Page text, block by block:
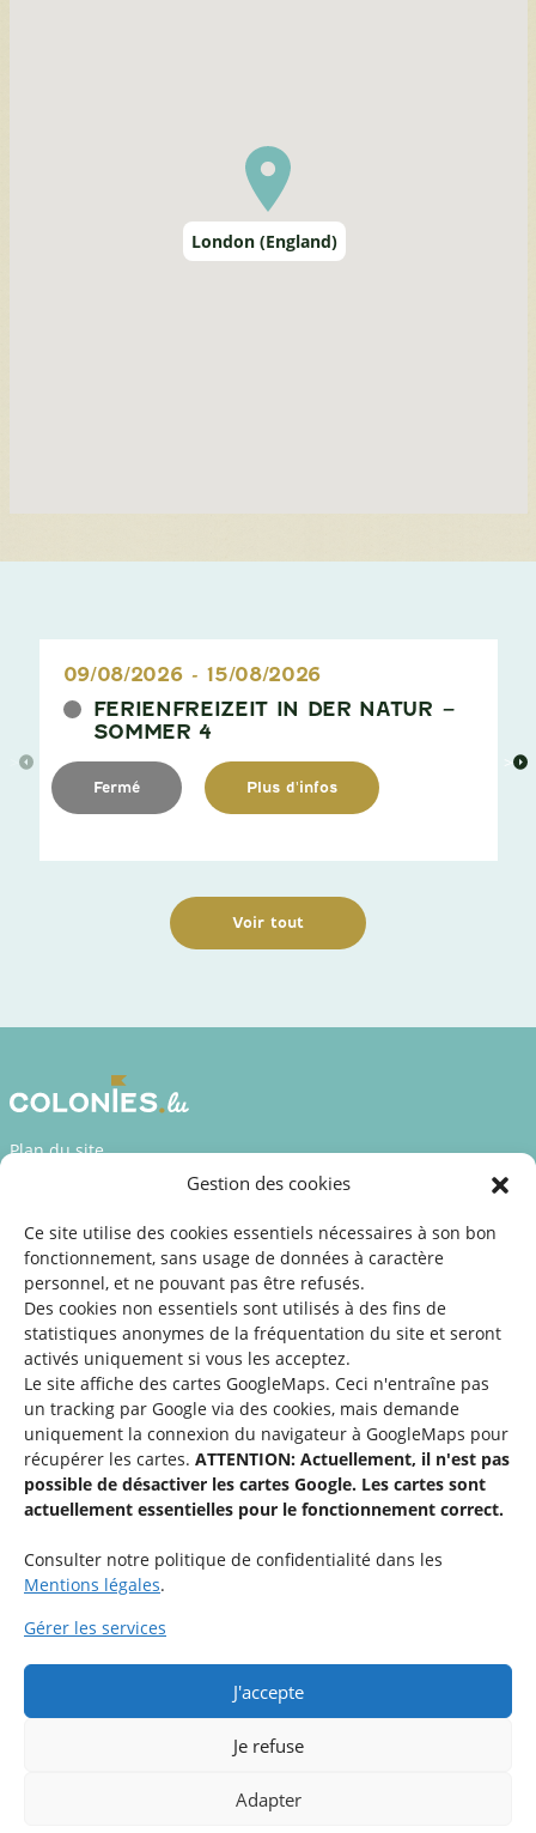
Gestion des cookies
Ce site utilise des cookies essentiels nécessaires à son bon
fonctionnement, sans usage de données à caractère
personnel, et ne pouvant pas être refusés.
Des cookies non essentiels sont utilisés à des fins de
statistiques anonymes de la fréquentation du site et seront
activés uniquement si vous les acceptez.
Le site affiche des cartes GoogleMaps. Ceci n'entraîne pas
un tracking par Google via des cookies, mais demande
uniquement la connexion du navigateur à GoogleMaps pour
récupérer les cartes. ATTENTION: Actuellement, il n'est pas
possible de désactiver les cartes Google. Les cartes sont
actuellement essentielles pour le fonctionnement correct.
Consulter notre politique de confidentialité dans les
Mentions légales.
Gérer les services
J'accepte
Je refuse
Adapter
London (England)
FERIENFREIZEIT IN DER NATUR –
SOMMER 4
09/08/2026 - 15/08/2026
Fermé Plus d'infos
Voir tout
Plan du site
Déclaration d’accessibilité
Mentions légales
©2026 SNJ
Une offre du
48-50 rue Charles Martel
QUESTIONS ?
Si vous avez des questions par rapport à une activité spécifique,
n’hésitez pas à contacter l’organisation respective.